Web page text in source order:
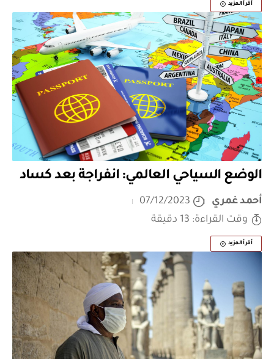
أقرأ المزيد
الوضع السياحي العالمي: انفراجة بعد كساد
أحمد غمري
07/12/2023
وقت القراءة: 13 دقيقة
أقرأ المزيد